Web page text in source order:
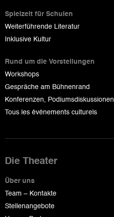
Spielzeit für Schulen
Weiterführende Literatur
Inklusive Kultur
Rund um die Vorstellungen
Workshops
Gespräche am Bühnenrand
Konferenzen, Podiumsdiskussionen
Tous les événements culturels
Die Theater
Über uns
Team – Kontakte
Stellenangebote